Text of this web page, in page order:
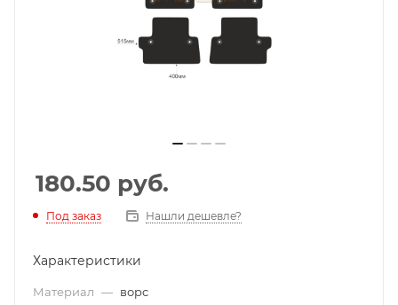
180.50 руб.
Под заказ Нашли дешевле?
Характеристики
Материал — ворс